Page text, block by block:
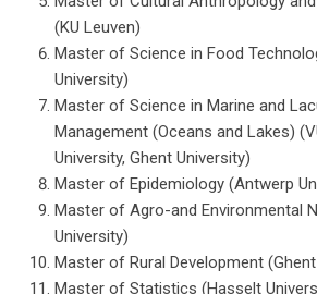
(KU Leuven)
Master of Science in Food
University)
Master of Science in Marine and
Management (Oceans and Lakes)
University, Ghent University)
Master of Epidemiology (Antwerp
Master of Agro-and Environmental
University)
Master of Rural Development
Master of Statistics (Hasselt